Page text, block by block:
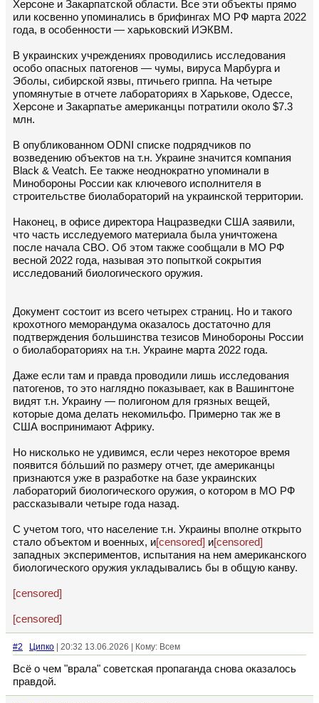
Херсоне и Закарпатской области. Все эти объекты прямо
или косвенно упоминались в брифингах МО РФ марта 2022
года, в особенности — харьковский ИЭКВМ.
В украинских учреждениях проводились исследования
особо опасных патогенов — чумы, вируса Марбурга и
Эболы, сибирской язвы, птичьего гриппа. На четыре
упомянутые в отчете лабораториях в Харькове, Одессе,
Херсоне и Закарпатье американцы потратили около $7.3
млн.
В опубликованном ODNI списке подрядчиков по
возведению объектов на т.н. Украине значится компания
Black & Veatch. Ее также неоднократно упоминали в
Минобороны России как ключевого исполнителя в
строительстве биолабораторий на украинской территории.
Наконец, в офисе директора Нацразведки США заявили,
что часть исследуемого материала была уничтожена
после начала СВО. Об этом также сообщали в МО РФ
весной 2022 года, называя это попыткой сокрытия
исследований биологического оружия.
Документ состоит из всего четырех страниц. Но и такого
крохотного меморандума оказалось достаточно для
подтверждения большинства тезисов Минобороны России
о биолабораториях на т.н. Украине марта 2022 года.
Даже если там и правда проводили лишь исследования
патогенов, то это наглядно показывает, как в Вашингтоне
видят т.н. Украину — полигоном для грязных вещей,
которые дома делать некомильфо. Примерно так же в
США воспринимают Африку.
Но нисколько не удивимся, если через некоторое время
появится бóльший по размеру отчет, где американцы
признаются уже в разработке на базе украинских
лабораторий биологического оружия, о котором в МО РФ
рассказывали четыре года назад.
С учетом того, что население т.н. Украины вполне открыто
стало объектом и военных, и[censored] и[censored]
западных экспериментов, испытания на нем американского
биологического оружия укладывались бы в общую канву.
[censored]
[censored]
#2 Ципко | 20:32 13.06.2026 | Кому: Всем
Всё о чем "врала" советская пропаганда снова оказалось
правдой.